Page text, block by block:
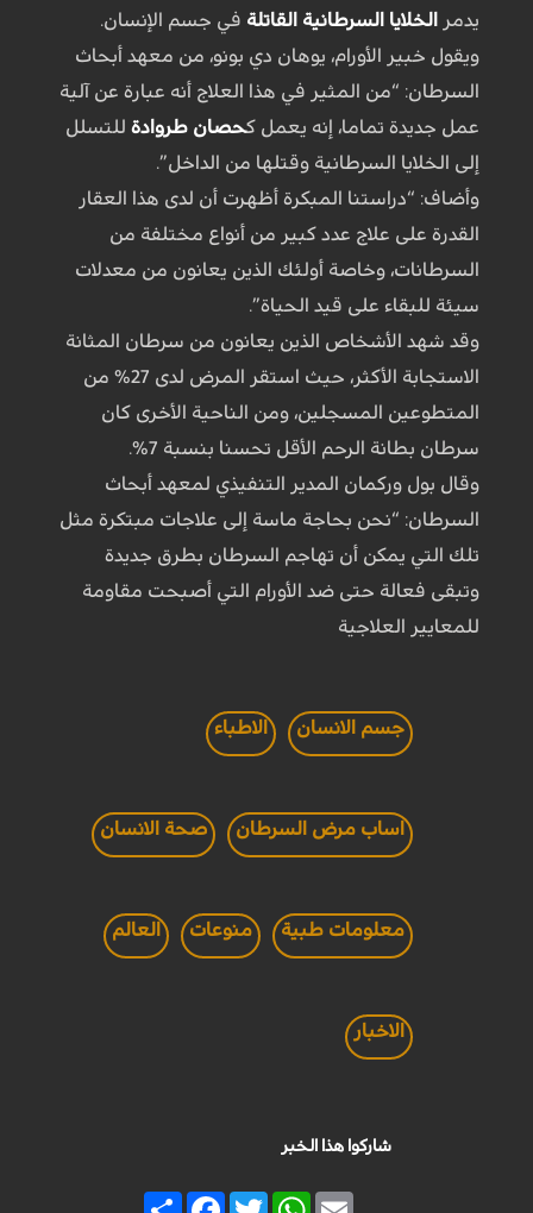
يدمر
الخلايا السرطانية القاتلة في جسم الإنسان.
ويقول خبير الأورام، يوهان دي بونو، من معهد أبحاث
السرطان: “من المثير في هذا العلاج أنه عبارة عن آلية
عمل جديدة تماما، إنه يعمل كحصان طروادةللتسلل
إلى الخلايا السرطانية وقتلها من الداخل”.
وأضاف: “دراستنا المبكرة أظهرت أن لدى هذا العقار
القدرة على علاج عدد كبير من أنواع مختلفة من
السرطانات، وخاصة أولئك الذين يعانون من معدلات
سيئة للبقاء على قيد الحياة”.
وقد شهد الأشخاص الذين يعانون من سرطان المثانة
الاستجابة الأكثر، حيث استقر المرض لدى 27% من
المتطوعين المسجلين، ومن الناحية الأخرى كان
سرطان بطانة الرحم الأقل تحسنا بنسبة 7%.
وقال بول وركمان المدير التنفيذي لمعهد أبحاث
السرطان: “نحن بحاجة ماسة إلى علاجات مبتكرة مثل
تلك التي يمكن أن تهاجم السرطان بطرق جديدة
وتبقى فعالة حتى ضد الأورام التي أصبحت مقاومة
للمعايير العلاجية
جسم الانسان الاطباء
اساب مرض السرطان صحة الانسان
معلومات طبية منوعات العالم
الاخبار
شاركوا هذا الخبر
Share
FacebookTwitter
WhatsAppEmail